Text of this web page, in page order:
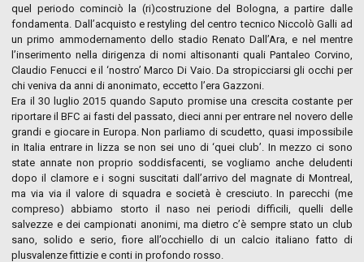
quel periodo cominciò la (ri)costruzione del Bologna, a partire dalle
fondamenta. Dall’acquisto e restyling del centro tecnico Niccolò Galli ad
un primo ammodernamento dello stadio Renato Dall’Ara, e nel mentre
l’inserimento nella dirigenza di nomi altisonanti quali Pantaleo Corvino,
Claudio Fenucci e il ‘nostro’ Marco Di Vaio. Da stropicciarsi gli occhi per
chi veniva da anni di anonimato, eccetto l’era Gazzoni.
Era il 30 luglio 2015 quando Saputo promise una crescita costante per
riportare il BFC ai fasti del passato, dieci anni per entrare nel novero delle
grandi e giocare in Europa. Non parliamo di scudetto, quasi impossibile
in Italia entrare in lizza se non sei uno di ‘quei club’. In mezzo ci sono
state annate non proprio soddisfacenti, se vogliamo anche deludenti
dopo il clamore e i sogni suscitati dall’arrivo del magnate di Montreal,
ma via via il valore di squadra e società è cresciuto. In parecchi (me
compreso) abbiamo storto il naso nei periodi difficili, quelli delle
salvezze e dei campionati anonimi, ma dietro c’è sempre stato un club
sano, solido e serio, fiore all’occhiello di un calcio italiano fatto di
plusvalenze fittizie e conti in profondo rosso.